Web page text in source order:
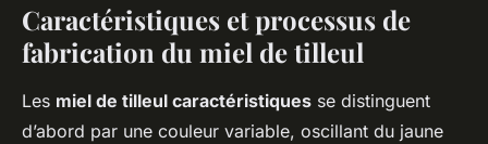
Caractéristiques et processus de
fabrication du miel de tilleul
Les miel de tilleul caractéristiques se distinguent
d’abord par une couleur variable, oscillant du jaune